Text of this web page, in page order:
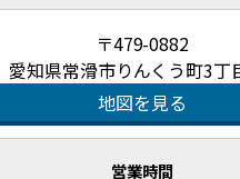
〒479-0882
愛知県常滑市りんくう町3丁
地図を見る
営業時間